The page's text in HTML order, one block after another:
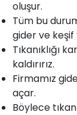
oluşur.
Tüm bu
gider ve keşif
Tıkanıklığı
kaldırırız.
Firmamız
açar.
Böylece